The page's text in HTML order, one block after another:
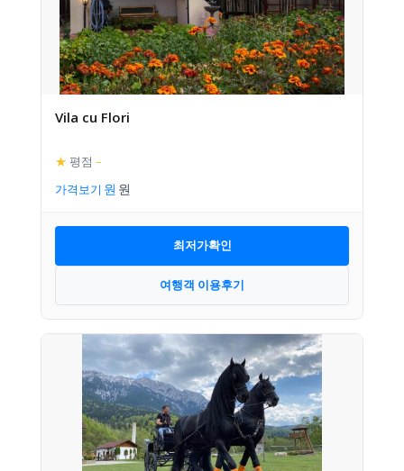
Vila cu Flori
★ 평점 –
가격보기
최저가확인
여행객 이용후기